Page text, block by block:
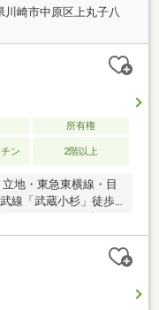
川崎市中原区上丸子八
所有権
ン 2階以上
地・東急東横線・目
線「武蔵小杉」徒歩
採光で明るく開放的な
施済(外壁塗装・屋上
内リフォーム内容
、トイレ 等【その
辺環境・まいばすけ